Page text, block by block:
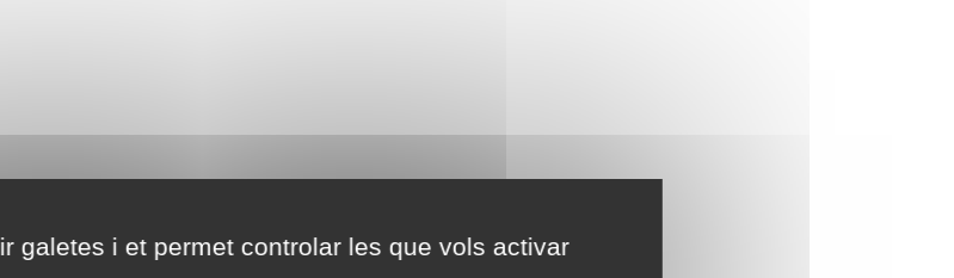
galetes i et permet controlar les que vols activar